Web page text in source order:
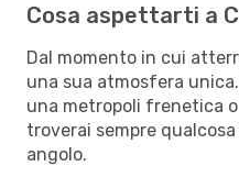
Cosa aspettarti a
Dal momento in cui
una sua atmosfera
una metropoli frenetica
troverai sempre
angolo.